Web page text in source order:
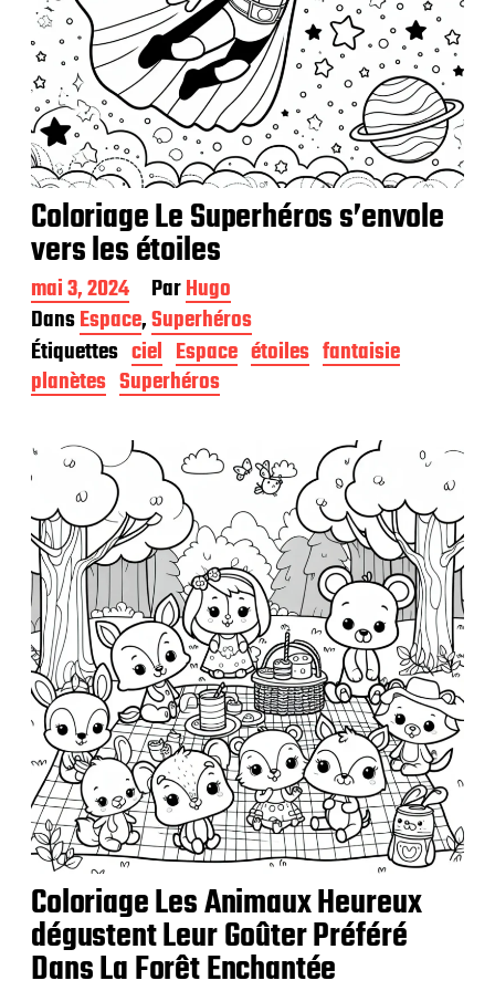
Coloriage Le Superhéros s’envole
vers les étoiles
D
a
t
e
d
e
u
b
l
i
c
a
t
i
o
n
mai 3, 2024 ParHugo
DansEspace,Superhéros
Étiquettes ciel Espace étoiles fantaisie
planètes Superhéros
Coloriage Les Animaux Heureux
dégustent Leur Goûter Préféré
Dans La Forêt Enchantée